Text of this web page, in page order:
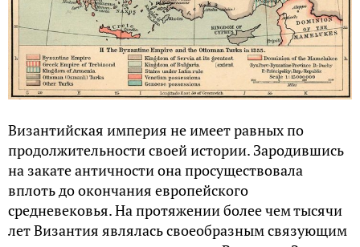
Византийская империя не имеет равных по
продолжительности своей истории. Зародившись
на закате античности она просуществовала
вплоть до окончания европейского
средневековья. На протяжении более чем тысячи
лет Византия являлась своеобразным связующим